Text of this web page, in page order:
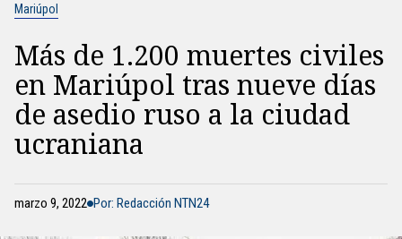
Mariúpol
Más de 1.200 muertes civiles
en Mariúpol tras nueve días
de asedio ruso a la ciudad
ucraniana
marzo 9, 2022 Por: Redacción NTN24